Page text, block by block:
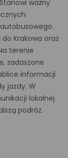
ważny
Krakowa oraz
terenie
zadaszone
informacji
jazdy. W
lokalnej
podróż.